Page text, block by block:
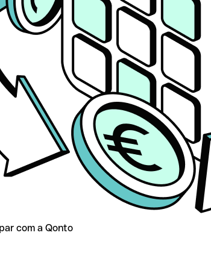
com a Qonto